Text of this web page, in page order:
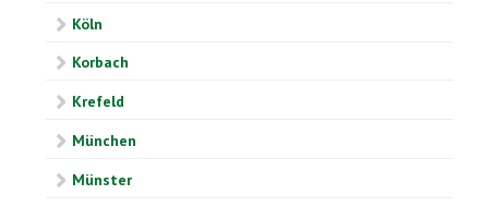
Köln
Korbach
Krefeld
München
Münster